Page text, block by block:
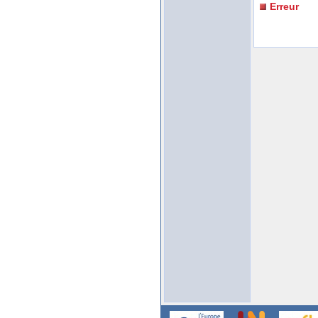
Erreur